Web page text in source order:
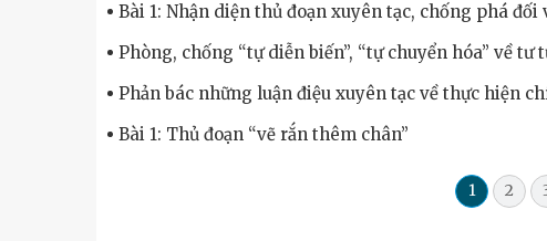
Bài 1: Nhận diện thủ đoạn xuyên tạc, chống phá
Phòng, chống “tự diễn biến”, “tự chuyển hóa” về
Phản bác những luận điệu xuyên tạc về thực hiện
Bài 1: Thủ đoạn “vẽ rắn thêm chân”
1 2